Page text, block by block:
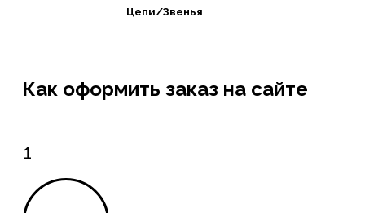
Цепи/Звенья
Как оформить заказ на сайте
1